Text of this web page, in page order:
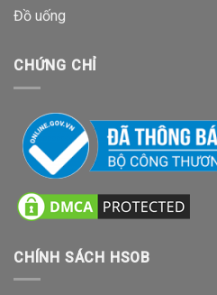
Đồ uống
CHỨNG CHỈ
CHÍNH SÁCH HSOB